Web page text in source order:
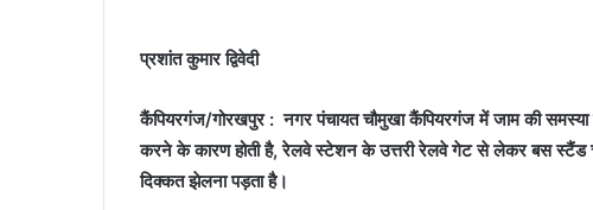
प्रशांत कुमार द्विवेदी
कैंपियरगंज/गोरखपुर : नगर पंचायत चौमुखा कैंपियरगंज में जाम की
करने के कारण होती है, रेलवे स्टेशन के उत्तरी रेलवे गेट से लेकर बस स्टैंड
दिक्कत झेलना पड़ता है।